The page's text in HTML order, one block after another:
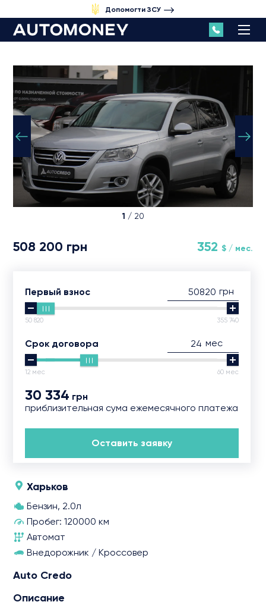
Допомогти ЗСУ
1 / 20
508 200 грн 352 $ / мес.
Первый взнос грн
50 820 355 740
Срок договора мес
12 мес 60 мес
30 334 грн
приблизительная сума ежемесячного платежа
Оставить заявку
Харьков
Бензин, 2.0л
Пробег: 120000 км
Автомат
Внедорожник / Кроссовер
Auto Credo
Описание